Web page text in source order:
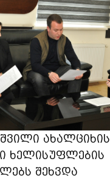
ახალციხის
ხელისუფლების
შეხვდა